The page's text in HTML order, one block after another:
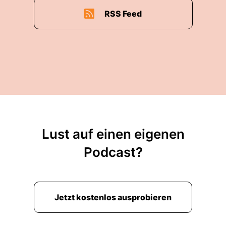
00:01:39: fit und damit uns gesund zu halten.
00:01:41: Wie lösen Bakterien und
00:01:51: Und was müssen Wirkstoffe können,
00:01:55: Am Helmholtz-Zentrum für
Infektionsforschung, kurz HZI, wird nach
Antworten auf diese Fragen
00:02:02: Wie diese Forschung funktioniert?
RSS Feed
Lust auf einen eigenen
Podcast?
Jetzt kostenlos ausprobieren